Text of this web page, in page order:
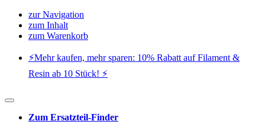
zur Navigation
zum Inhalt
zum Warenkorb
⚡️Mehr kaufen, mehr sparen: 10% Rabatt auf Filament &
Resin ab 10 Stück! ⚡️
Zum Ersatzteil-Finder